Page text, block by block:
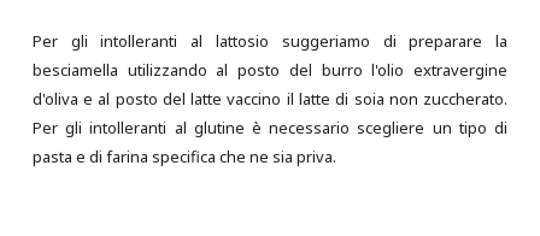
Per gli intolleranti al lattosio suggeriamo di preparare la
besciamella utilizzando al posto del burro l'olio extravergine
d'oliva e al posto del latte vaccino il latte di soia non zuccherato.
Per gli intolleranti al glutine è necessario scegliere un tipo di
pasta e di farina specifica che ne sia priva.